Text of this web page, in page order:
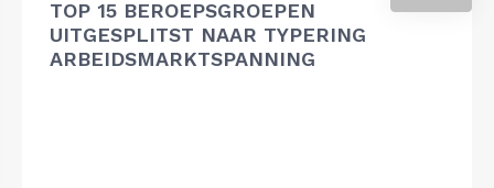
TOP 15 BEROEPSGROEPEN
UITGESPLITST NAAR TYPERING
ARBEIDSMARKTSPANNING